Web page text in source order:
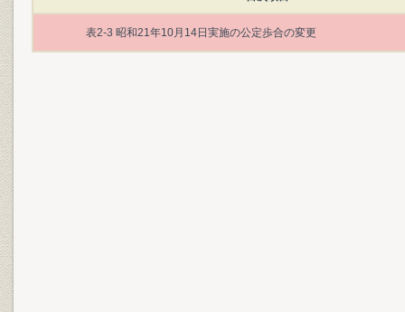
表2-3 昭和21年10月14日実施の公定歩合の変更